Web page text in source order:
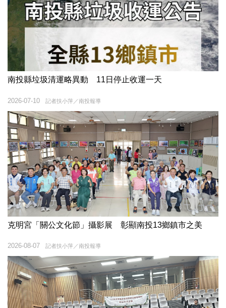
南投縣垃圾清運略異動 11日停止收運一天
記者扶小萍／南投報導
2026-07-10
克明宮「關公文化節」攝影展 彰顯南投13鄉鎮市之美
記者扶小萍／南投報導
2026-08-07